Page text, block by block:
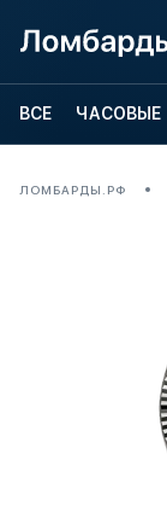
ВСЕ ЧАСОВЫЕ
ЛОМБАРДЫ.РФ